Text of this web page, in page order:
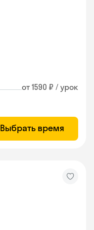
от 1590 ₽ / урок
Выбрать время